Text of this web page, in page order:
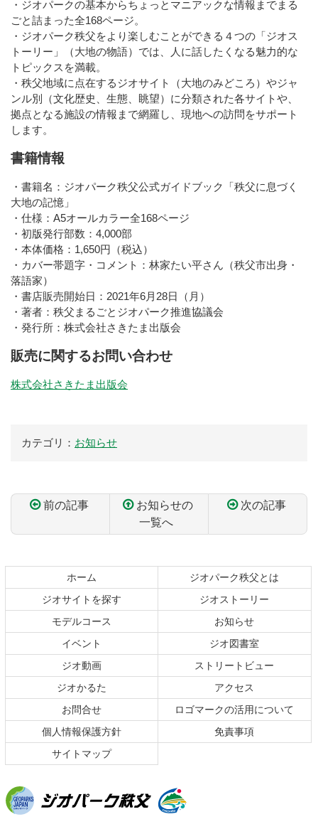
・ジオパークの基本からちょっとマニアックな情報までまる
ごと詰まった全168ページ。
・ジオパーク秩父をより楽しむことができる４つの「ジオス
トーリー」（大地の物語）では、人に話したくなる魅力的な
トピックスを満載。
・秩父地域に点在するジオサイト（大地のみどころ）やジャ
ンル別（文化歴史、生態、眺望）に分類された各サイトや、
拠点となる施設の情報まで網羅し、現地への訪問をサポート
します。
書籍情報
・書籍名：ジオパーク秩父公式ガイドブック「秩父に息づく
大地の記憶」
・仕様：A5オールカラー全168ページ
・初版発行部数：4,000部
・本体価格：1,650円（税込）
・カバー帯題字・コメント：林家たい平さん（秩父市出身・
落語家）
・書店販売開始日：2021年6月28日（月）
・著者：秩父まるごとジオパーク推進協議会
・発行所：株式会社さきたま出版会
販売に関するお問い合わせ
株式会社さきたま出版会
カテゴリ： お知らせ
前の記事
お知らせの
一覧へ
次の記事
ン
文
へ
の
へ
ホーム
ジオパーク秩父とは
ジオサイトを探す
ジオストーリー
モデルコース
お知らせ
イベント
ジオ図書室
ジオ動画
ストリートビュー
ジオかるた
アクセス
お問合せ
ロゴマークの活用について
個人情報保護方針
免責事項
サイトマップ